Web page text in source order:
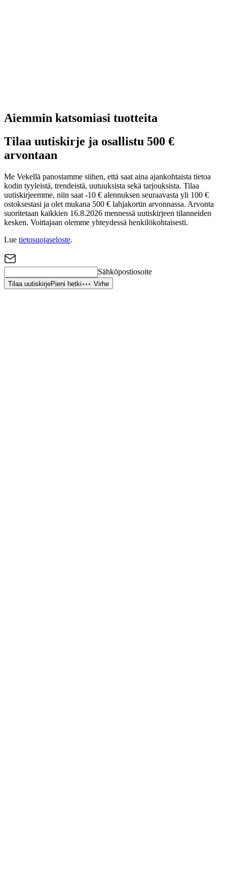
Aiemmin katsomiasi tuotteita
Tilaa uutiskirje ja osallistu 500 €
arvontaan
Me Vekellä panostamme siihen, että saat aina ajankohtaista tietoa
kodin tyyleistä, trendeistä, uutuuksista sekä tarjouksista. Tilaa
uutiskirjeemme, niin saat -10 € alennuksen seuraavasta yli 100 €
ostoksestasi ja olet mukana 500 € lahjakortin arvonnassa. Arvonta
suoritetaan kaikkien 16.8.2026 mennessä uutiskirjeen tilanneiden
kesken. Voittajaan olemme yhteydessä henkilökohtaisesti.
Lue tietosuojaseloste.
Sähköpostiosoite
Tilaa uutiskirjePieni hetki Virhe